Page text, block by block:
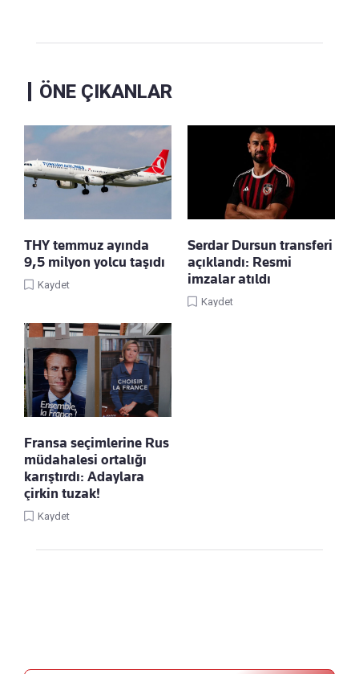
ÖNE ÇIKANLAR
THY temmuz ayında
9,5 milyon yolcu taşıdı
Kaydet
Serdar Dursun transferi
açıklandı: Resmi
imzalar atıldı
Kaydet
Fransa seçimlerine Rus
müdahalesi ortalığı
karıştırdı: Adaylara
çirkin tuzak!
Kaydet